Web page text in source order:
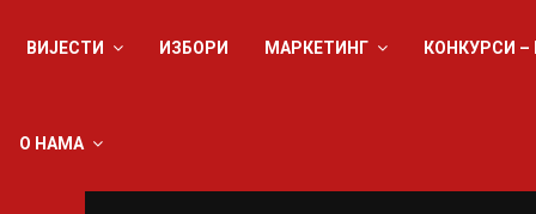
ВИЈЕСТИ ИЗБОРИ МАРКЕТИНГ КОНКУРСИ
О НАМА